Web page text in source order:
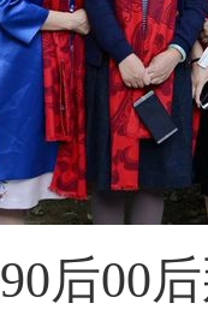
90后00